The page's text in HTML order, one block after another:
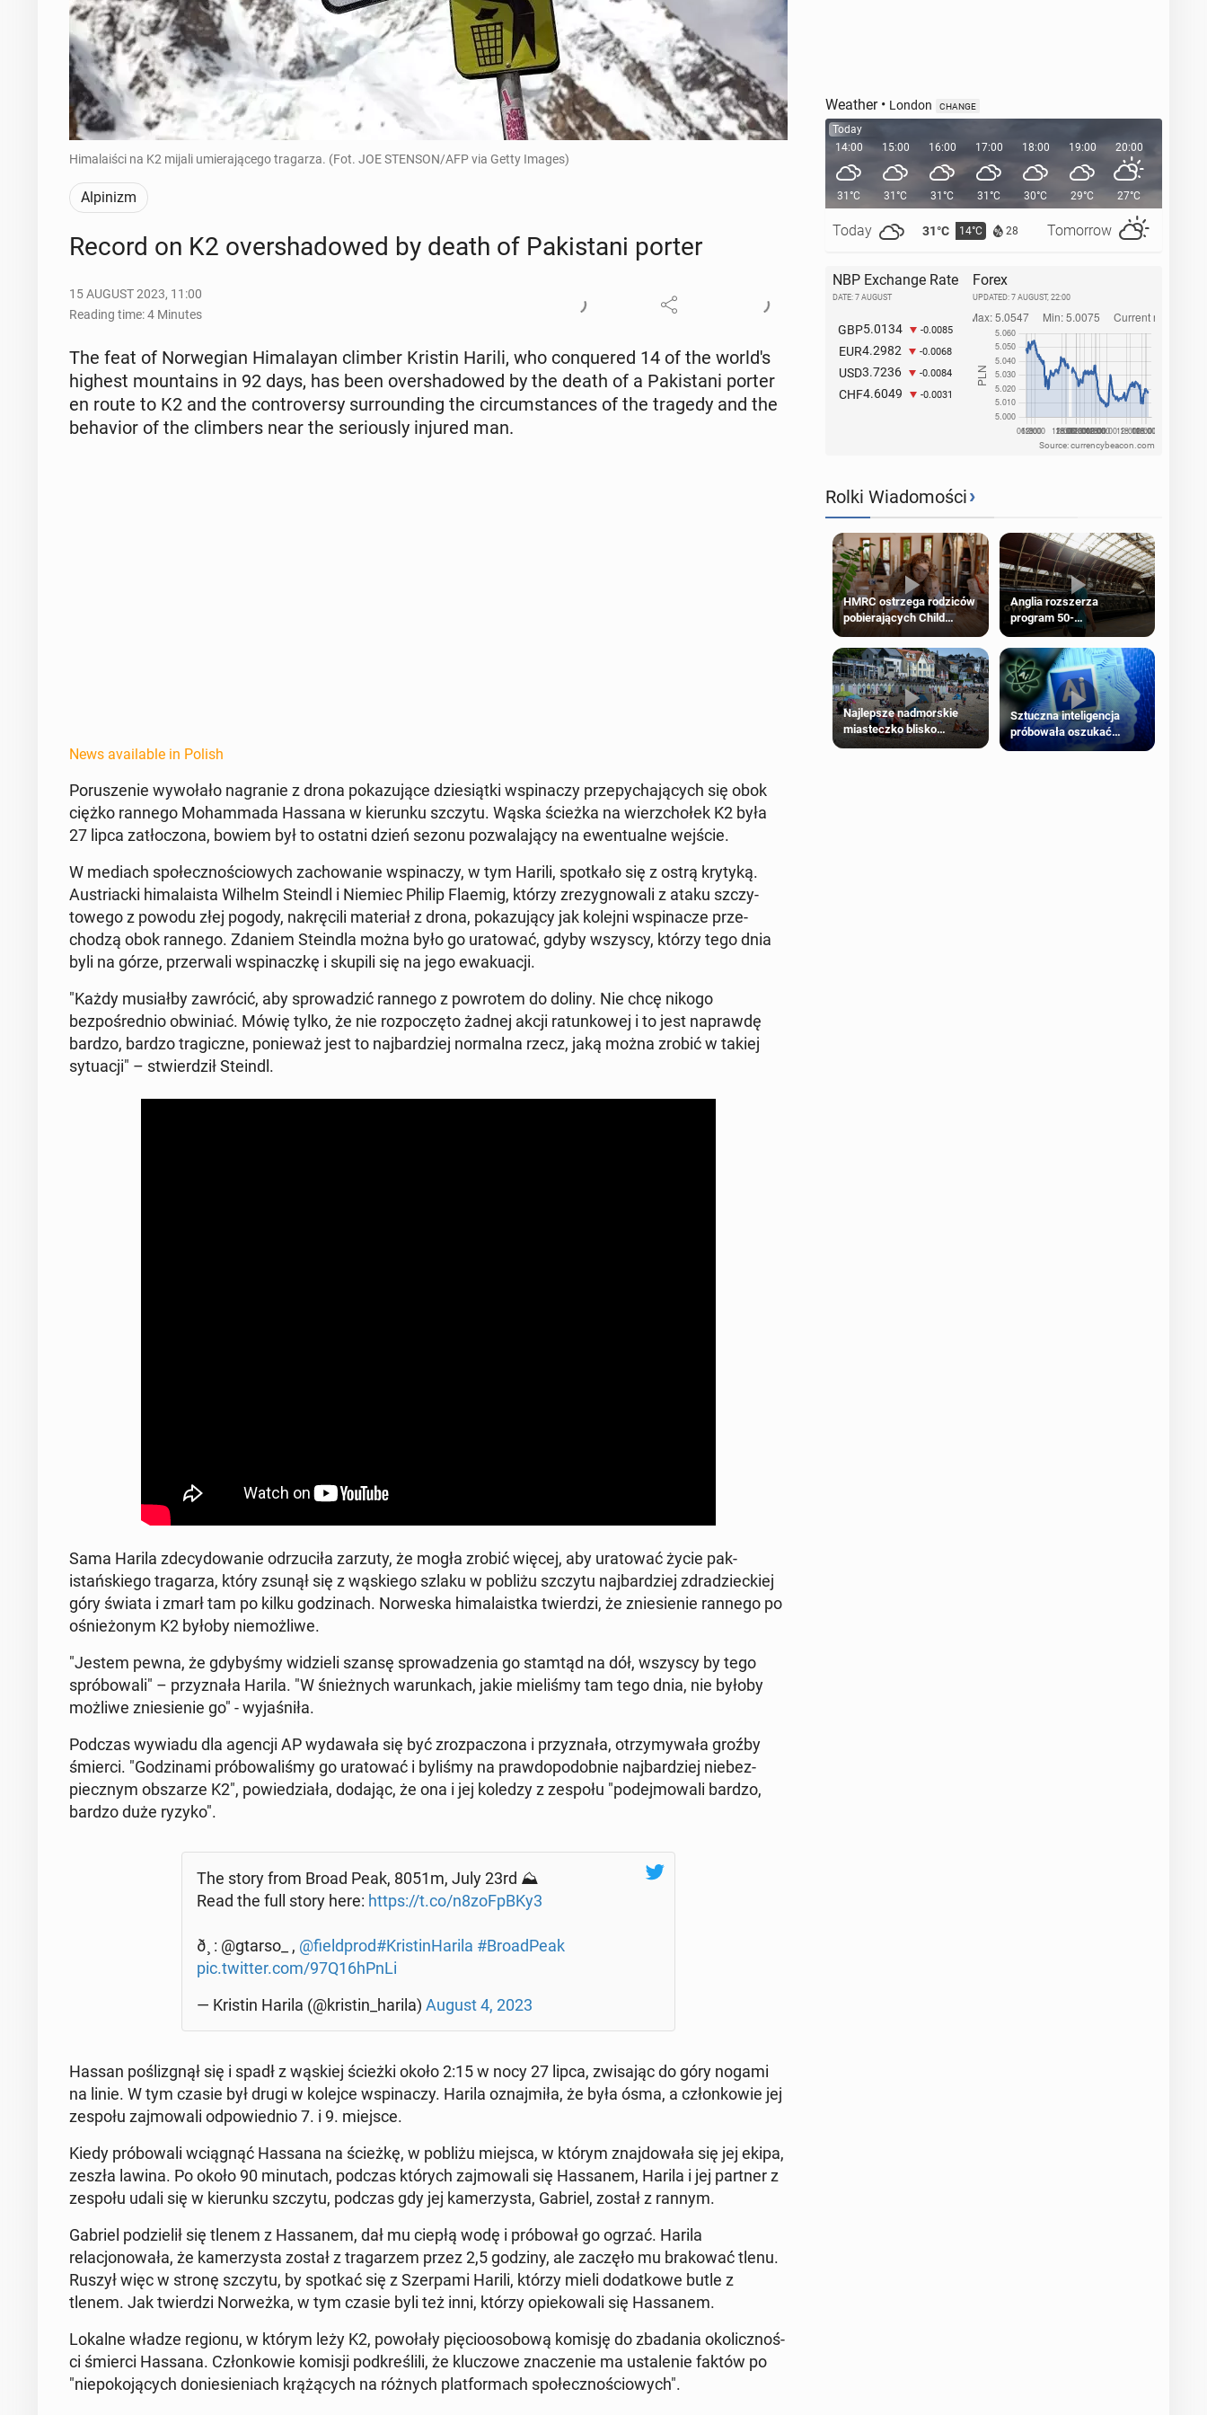
Himalaiści na K2 mijali umierającego tragarza. (Fot. JOE STENSON/AFP via Getty Images)
Alpinizm
Record on K2 over­shad­owed by death of Pak­istani porter
15 AUGUST 2023, 11:00
Reading time: 4 Minutes
The feat of Nor­we­gian Hi­malayan climber Kristin Harili, who con­quered 14 of the world's
highest moun­tains in 92 days, has been over­shad­owed by the death of a Pak­istani porter
en route to K2 and the con­tro­ver­sy sur­round­ing the cir­cum­stances of the tragedy and the
be­hav­ior of the climbers near the se­ri­ous­ly injured man.
News available in Polish
Porusze­nie wywołało na­granie z drona pokazu­jące dziesiąt­ki wspinaczy przepy­cha­ją­cych się obok
ciężko rannego Mo­ham­ma­da Hassana w kierunku szczytu. Wąska ścieżka na wierz­chołek K2 była
27 lipca za­tłoc­zona, bowiem był to ostatni dzień sezonu pozwala­ją­cy na ewen­tu­alne wejście.
W mediach społecznoś­ciowych za­chowanie wspinaczy, w tym Harili, spotkało się z ostrą krytyką.
Aus­tri­ac­ki hi­malaista Wilhelm Steindl i Niemiec Philip Flaemig, którzy zrezyg­nowali z ataku szczy­
towego z powodu złej pogody, nakrę­cili ma­te­ri­ał z drona, pokazu­ją­cy jak kolejni wspinacze prze­
chodzą obok rannego. Zdaniem Steind­la można było go ura­tować, gdyby wszyscy, którzy tego dnia
byli na górze, prz­er­wali wspinaczkę i skupili się na jego ewakuacji.
"Każdy mu­si­ał­by za­wró­cić, aby sprowadz­ić rannego z powrotem do doliny. Nie chcę nikogo
bezpośred­nio ob­wini­ać. Mówię tylko, że nie rozpoczę­to żadnej akcji ratunkowej i to jest naprawdę
bardzo, bardzo trag­iczne, ponieważ jest to na­jbardziej nor­mal­na rzecz, jaką można zrobić w takiej
sytu­acji" – stwierdz­ił Steindl.
Sama Harila zde­cy­dowanie odrzu­ciła zarzuty, że mogła zrobić więcej, aby ura­tować życie pak­
istańskiego tra­garza, który zsunął się z wąskiego szlaku w pobliżu szczytu na­jbardziej zdradzieck­iej
góry świata i zmarł tam po kilku godz­i­nach. Nor­wes­ka hi­malaist­ka twierdzi, że zniesie­nie rannego po
ośnieżonym K2 byłoby niemożli­we.
"Jestem pewna, że gdy­byśmy widzieli szansę sprowadzenia go stamtąd na dół, wszyscy by tego
spróbowali" – przyz­nała Harila. "W śnieżnych warunk­ach, jakie mieliśmy tam tego dnia, nie byłoby
możliwe zniesie­nie go" - wy­jaśniła.
Podczas wywiadu dla agencji AP wydawała się być zroz­pac­zona i przyz­nała, otrzymy­wała groźby
śmierci. "Godz­i­na­mi próbowal­iśmy go ura­tować i byliśmy na praw­dopodob­nie na­jbardziej niebez­
piecznym ob­szarze K2", powiedzi­ała, dodając, że ona i jej koledzy z zespołu "pode­j­mowali bardzo,
bardzo duże ryzyko".
The story from Broad Peak, 8051m, July 23rd ⛰️
Read the full story here: https://t.co/n8zoFpBKy3
ð¸ : @gtarso_ , @field­prod#Kristin­Har­i­la #Broad­Peak
pic.twitter.com/97Q16hPnLi
— Kristin Harila (@kristin_harila) August 4, 2023
Hassan pośl­izgnął się i spadł z wąskiej ścieżki około 2:15 w nocy 27 lipca, zwisając do góry nogami
na linie. W tym czasie był drugi w kolejce wspinaczy. Harila oz­na­jmiła, że była ósma, a członkowie jej
zespołu za­j­mowali odpowied­nio 7. i 9. miejsce.
Kiedy próbowali wciągnąć Hassana na ścieżkę, w pobliżu miejsca, w którym zna­j­dowała się jej ekipa,
zeszła lawina. Po około 90 min­u­tach, podczas których za­j­mowali się Has­sanem, Harila i jej partner z
zespołu udali się w kierunku szczytu, podczas gdy jej kamerzys­ta, Gabriel, został z rannym.
Gabriel podzielił się tlenem z Has­sanem, dał mu ciepłą wodę i próbował go ogrzać. Harila
relacjonowała, że kamerzys­ta został z tra­garzem przez 2,5 godziny, ale zaczęło mu brakować tlenu.
Ruszył więc w stronę szczytu, by spotkać się z Sz­er­pa­mi Harili, którzy mieli do­datkowe butle z
tlenem. Jak twierdzi Nor­weż­ka, w tym czasie byli też inni, którzy opiekowali się Has­sanem.
Lokalne władze regionu, w którym leży K2, powołały pię­cioosobową komisję do zbada­nia okolicznoś­
ci śmierci Hassana. Członkowie komisji pod­kreślili, że kluc­zowe znacze­nie ma ustal­e­nie faktów po
"niepoko­ją­cych doniesieni­ach krążą­cych na różnych plat­for­ma­ch społecznoś­ciowych".
Weather• London CHANGE
Today
14:00
31°C
Today 31°C 14°C 28 Tomorrow
15:00
31°C
16:00
31°C
17:00
31°C
18:00
30°C
19:00
29°C
20:00
27°C
NBP Exchange Rate
DATE: 7 AUGUST
GBP5.0134 -0.0085
EUR4.2982 -0.0068
USD3.7236 -0.0084
CHF4.6049 -0.0031
Forex
UPDATED: 7 AUGUST, 22:00
Source: currencybeacon.com
Rolki Wiadomości›
HMRC ostrzega rodziców
pobierających Child
Benefit. Mogą być
zobowiązani do zwrotu
zasiłku
Anglia rozszerza
program 50-
procentowych zniżek
kolejowych na 18-latków
Najlepsze nadmorskie
miasteczko blisko
Sztuczna inteligencja
próbowała oszukać
człowieka